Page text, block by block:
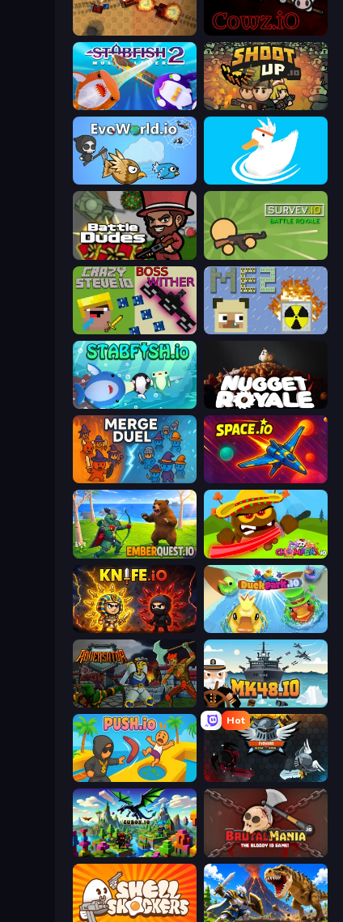
Tanko.io cowz.io
Stabfish 2 Shootup.io
Ducklings
BattleDudes.io Survev.io
CrazySteve.io MineEnergy2
Stabfish.io Nugget Royale
MergeDuel.io Space.io
EmberQuest.io Chompers.io
Knife.io DuckPark.io
Adversator Mk48.io
Push.io
Hot
EvoWars.io
Cubox.io BrutalMania.io (Brutal Mania)